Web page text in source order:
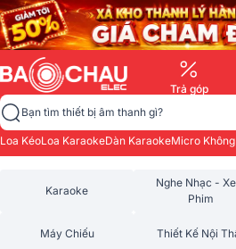
Trả góp
Bạn tìm thiết bị âm thanh gì?
Loa KéoLoa KaraokeDàn KaraokeMicro
Karaoke
Nghe Nhạc -
Phim
Máy Chiếu Thiết Kế Nội